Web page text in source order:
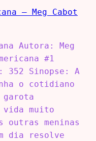
Autora: Meg
#1
352 Sinopse: A
o cotidiano
garota
vida muito
outras meninas
dia resolve